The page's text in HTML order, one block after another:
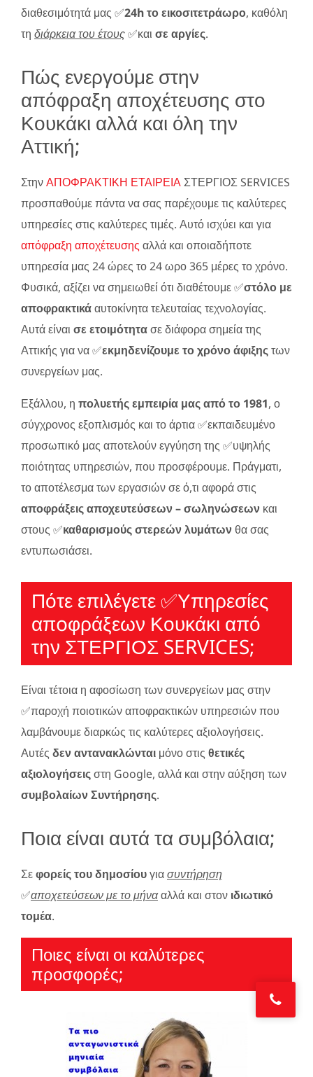
διαθεσιμότητά μας ✅24h το εικοσιτετράωρο, καθόλη
τη διάρκεια του έτους✅και σε αργίες.
Πώς ενεργούμε στην
απόφραξη αποχέτευσης στο
Κουκάκι αλλά και όλη την
Αττική;
ΣτηνΑΠΟΦΡΑΚΤΙΚΗ ΕΤΑΙΡΕΙΑΣΤΕΡΓΙΟΣ SERVICES
προσπαθούμε πάντα να σας παρέχουμε τις καλύτερες
υπηρεσίες στις καλύτερες τιμές. Αυτό ισχύει και για
απόφραξη αποχέτευσης αλλά και οποιαδήποτε
υπηρεσία μας 24 ώρες το 24 ωρο 365 μέρες το χρόνο.
Φυσικά, αξίζει να σημειωθεί ότι διαθέτουμε ✅στόλο με
αποφρακτικάαυτοκίνητα τελευταίας τεχνολογίας.
Αυτά είναι σε ετοιμότητασε διάφορα σημεία της
Αττικής για να ✅εκμηδενίζουμε το χρόνο άφιξηςτων
συνεργείων μας.
Εξάλλου, η πολυετής εμπειρία μας από το 1981, ο
σύγχρονος εξοπλισμός και το άρτια ✅εκπαιδευμένο
προσωπικό μας αποτελούν εγγύηση της ✅υψηλής
ποιότητας υπηρεσιών, που προσφέρουμε. Πράγματι,
το αποτέλεσμα των εργασιών σε ό,τι αφορά στις
αποφράξεις αποχευτεύσεων – σωληνώσεων και
στους ✅καθαρισμούς στερεών λυμάτωνθα σας
εντυπωσιάσει.
Πότε επιλέγετε ✅Υπηρεσίες
απoφράξεων Κουκάκι από
την ΣΤΕΡΓΙΟΣ SERVICES;
Είναι τέτοια η αφοσίωση των συνεργείων μας στην
✅παροχή ποιοτικών αποφρακτικών υπηρεσιών που
λαμβάνουμε διαρκώς τις καλύτερες αξιολογήσεις.
Αυτές δεν αντανακλώνται μόνο στις θετικές
αξιολογήσειςστη Google, αλλά και στην αύξηση των
συμβολαίων Συντήρησης.
Ποια είναι αυτά τα συμβόλαια;
Σεφορείς του δημοσίουγιασυντήρηση
✅αποχετεύσεων με το μήνααλλά και στον ιδιωτικό
τομέα.
Ποιες είναι οι καλύτερες
προσφορές;